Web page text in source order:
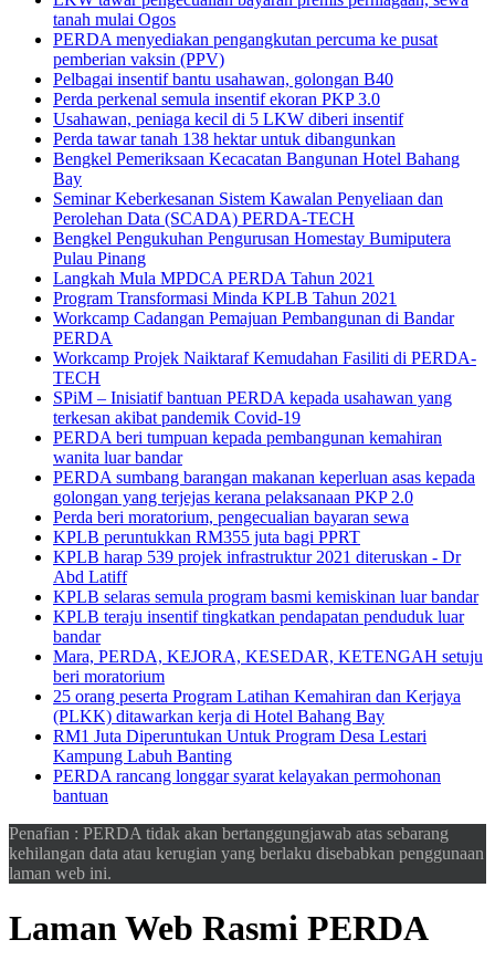
tanah mulai Ogos
PERDA menyediakan pengangkutan percuma ke pusat
pemberian vaksin (PPV)
Pelbagai insentif bantu usahawan, golongan B40
Perda perkenal semula insentif ekoran PKP 3.0
Usahawan, peniaga kecil di 5 LKW diberi insentif
Perda tawar tanah 138 hektar untuk dibangunkan
Bengkel Pemeriksaan Kecacatan Bangunan Hotel Bahang
Bay
Seminar Keberkesanan Sistem Kawalan Penyeliaan dan
Perolehan Data (SCADA) PERDA-TECH
Bengkel Pengukuhan Pengurusan Homestay Bumiputera
Pulau Pinang
Langkah Mula MPDCA PERDA Tahun 2021
Program Transformasi Minda KPLB Tahun 2021
Workcamp Cadangan Pemajuan Pembangunan di Bandar
PERDA
Workcamp Projek Naiktaraf Kemudahan Fasiliti di PERDA-
TECH
SPiM – Inisiatif bantuan PERDA kepada usahawan yang
terkesan akibat pandemik Covid-19
PERDA beri tumpuan kepada pembangunan kemahiran
wanita luar bandar
PERDA sumbang barangan makanan keperluan asas kepada
golongan yang terjejas kerana pelaksanaan PKP 2.0
Perda beri moratorium, pengecualian bayaran sewa
KPLB peruntukkan RM355 juta bagi PPRT
KPLB harap 539 projek infrastruktur 2021 diteruskan - Dr
Abd Latiff
KPLB selaras semula program basmi kemiskinan luar bandar
KPLB teraju insentif tingkatkan pendapatan penduduk luar
bandar
Mara, PERDA, KEJORA, KESEDAR, KETENGAH setuju
beri moratorium
25 orang peserta Program Latihan Kemahiran dan Kerjaya
(PLKK) ditawarkan kerja di Hotel Bahang Bay
RM1 Juta Diperuntukan Untuk Program Desa Lestari
Kampung Labuh Banting
PERDA rancang longgar syarat kelayakan permohonan
bantuan
Penafian : PERDA tidak akan bertanggungjawab atas sebarang
kehilangan data atau kerugian yang berlaku disebabkan penggunaan
laman web ini.
Laman Web Rasmi PERDA